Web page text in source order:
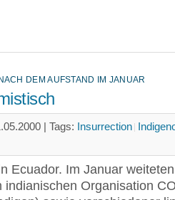
DEM AUFSTAND IM JANUAR
| Tags: Insurrection
Ecuador. Im Januar
indianischen Organisation